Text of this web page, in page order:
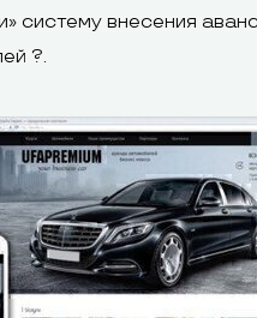
систему внесения
?.